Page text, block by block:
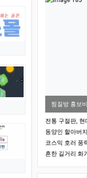
찜질방 홍보
전통 구절판, 현
동양인 할아버
코스믹 호러 풍
흔한 길거리 화